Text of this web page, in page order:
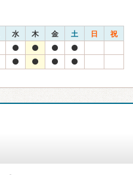
水 木 金 土 日 祝